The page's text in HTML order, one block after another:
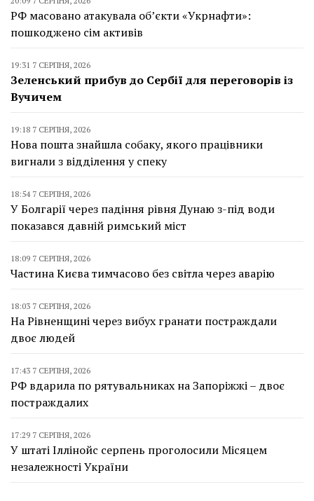
РФ масовано атакувала об’єкти «Укрнафти»:
пошкоджено сім активів
19:31 7 СЕРПНЯ, 2026
Зеленський прибув до Сербії для переговорів із
Вучичем
19:18 7 СЕРПНЯ, 2026
Нова пошта знайшла собаку, якого працівники
вигнали з відділення у спеку
18:54 7 СЕРПНЯ, 2026
У Болгарії через падіння рівня Дунаю з-під води
показався давній римський міст
18:09 7 СЕРПНЯ, 2026
Частина Києва тимчасово без світла через аварію
18:03 7 СЕРПНЯ, 2026
На Рівненщині через вибух гранати постраждали
двоє людей
17:43 7 СЕРПНЯ, 2026
РФ вдарила по рятувальниках на Запоріжжі – двоє
постраждалих
17:29 7 СЕРПНЯ, 2026
У штаті Іллінойс серпень проголосили Місяцем
незалежності України